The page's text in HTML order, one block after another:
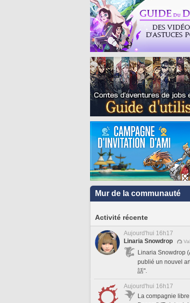
Mur de la communauté
Activité récente
Aujourd'hui 16h17
Linaria Snowdrop
Linaria Snowdrop (
publié un nouvel
話".
Aujourd'hui 16h17
La compagnie